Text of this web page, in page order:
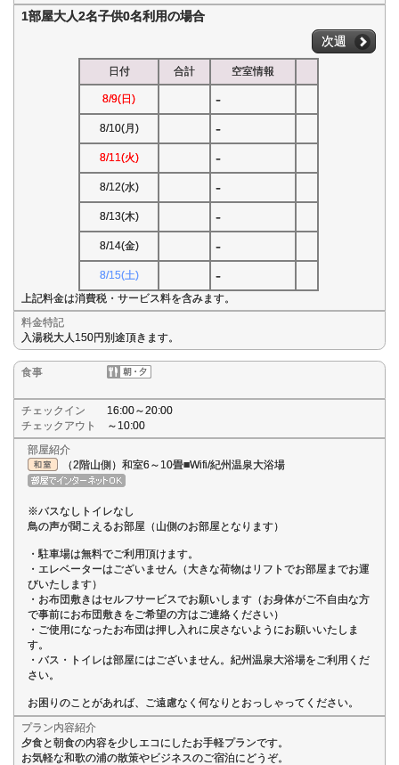
1部屋大人2名子供0名利用の場合
次週
日付 合計 空室情報
8/9(日) -
8/10(月) -
8/11(火) -
8/12(水) -
8/13(木) -
8/14(金) -
8/15(土) -
上記料金は消費税・サービス料を含みます。
料金特記
入湯税大人150円別途頂きます。
食事
チェックイン
16:00～20:00
チェックアウト
～10:00
部屋紹介
（2階山側）和室6～10畳■Wifi/紀州温泉大浴場
※バスなしトイレなし
鳥の声が聞こえるお部屋（山側のお部屋となります）
・駐車場は無料でご利用頂けます。
・エレベーターはございません（大きな荷物はリフトでお部屋までお運
びいたします）
・お布団敷きはセルフサービスでお願いします（お身体がご不自由な方
で事前にお布団敷きをご希望の方はご連絡ください）
・ご使用になったお布団は押し入れに戻さないようにお願いいたしま
す。
・バス・トイレは部屋にはございません。紀州温泉大浴場をご利用くだ
さい。
お困りのことがあれば、ご遠慮なく何なりとおっしゃってください。
プラン内容紹介
夕食と朝食の内容を少しエコにしたお手軽プランです。
お気軽な和歌の浦の散策やビジネスのご宿泊にどうぞ。